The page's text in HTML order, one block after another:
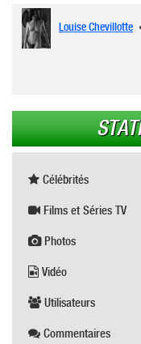
Louise Chevillotte
Célébrités
Films et Séries TV
Photos
Vidéo
Utilisateurs
Commentaires